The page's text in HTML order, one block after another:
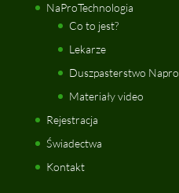
NaProTechnologia
Co to jest?
Lekarze
Duszpasterstwo Napro
Materiały video
Rejestracja
Świadectwa
Kontakt